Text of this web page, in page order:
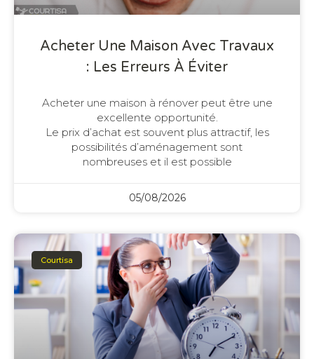
Acheter Une Maison Avec Travaux
: Les Erreurs À Éviter
Acheter une maison à rénover peut être une
excellente opportunité.
Le prix d’achat est souvent plus attractif, les
possibilités d’aménagement sont
nombreuses et il est possible
05/08/2026
Courtisa